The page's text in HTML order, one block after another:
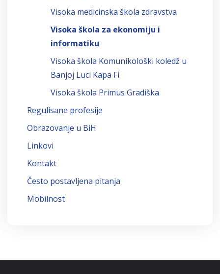
Visoka medicinska škola zdravstva
Visoka škola za ekonomiju i
informatiku
Visoka škola Komunikološki koledž u
Banjoj Luci Kapa Fi
Visoka škola Primus Gradiška
Regulisane profesije
Obrazovanje u BiH
Linkovi
Kontakt
Često postavljena pitanja
Mobilnost